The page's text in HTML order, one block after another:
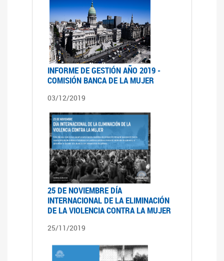
INFORME DE GESTIÓN AÑO 2019 -
COMISIÓN BANCA DE LA MUJER
03/12/2019
25 DE NOVIEMBRE DÍA
INTERNACIONAL DE LA ELIMINACIÓN
DE LA VIOLENCIA CONTRA LA MUJER
25/11/2019